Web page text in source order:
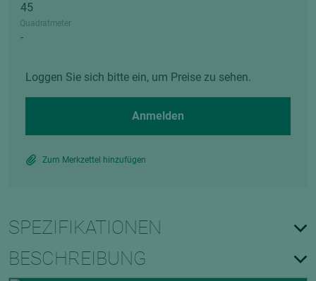
Quadratmeter
Loggen Sie sich bitte ein, um Preise zu sehen.
Anmelden
Zum Merkzettel hinzufügen
SPEZIFIKATIONEN
BESCHREIBUNG